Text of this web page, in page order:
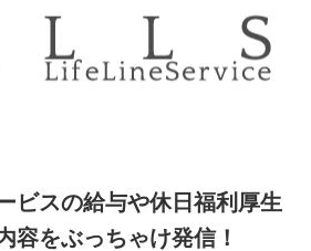
ビスの給与や休日福利厚生
容をぶっちゃけ発信！